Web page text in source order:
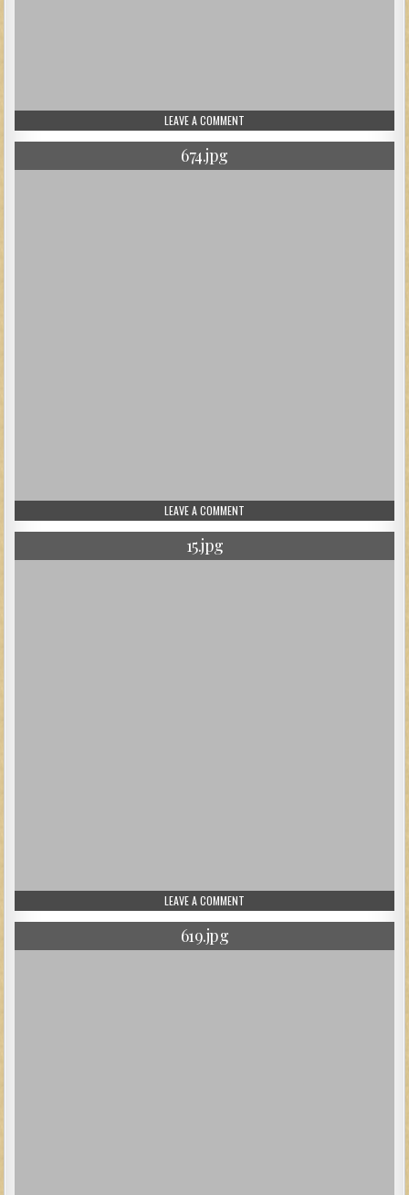
LEAVE A COMMENT
LEAVE A COMMENT
674.jpg
LEAVE A COMMENT
15.jpg
619.jpg